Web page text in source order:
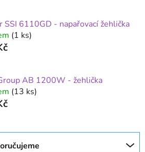
SSI 6110GD - napařovací žehlička
(1 ks)
AB 1200W - žehlička
(13 ks)